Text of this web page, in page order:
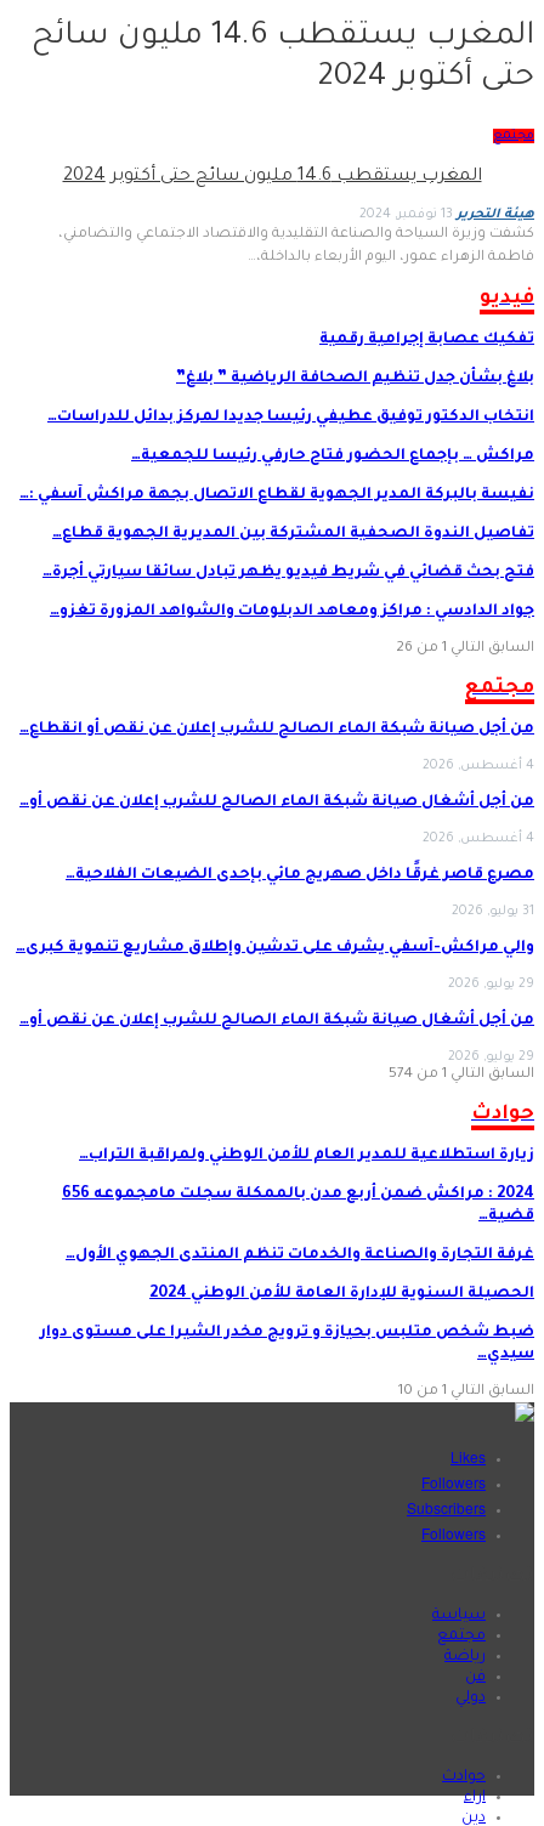
المغرب يستقطب 14.6 مليون سائح
حتى أكتوبر 2024
مجتمع
المغرب يستقطب 14.6 مليون سائح حتى أكتوبر 2024
هيئة التحرير 13 نوفمبر, 2024
كشفت وزيرة السياحة والصناعة التقليدية والاقتصاد الاجتماعي والتضامني،
فاطمة الزهراء عمور، اليوم الأربعاء بالداخلة،…
فيديو
تفكيك عصابة إجرامية رقمية
بلاغ بشأن جدل تنظيم الصحافة الرياضية ” بلاغ”
انتخاب الدكتور توفيق عطيفي رئيسا جديدا لمركز بدائل للدراسات…
مراكش … بإجماع الحضور فتاح حارفي رئيسا للجمعية…
نفيسة بالبركة المدير الجهوية لقطاع الاتصال بجهة مراكش آسفي :…
تفاصيل الندوة الصحفية المشتركة بين المديرية الجهوية قطاع…
فتح بحث قضائي في شريط فيديو يظهر تبادل سائقا سيارتي أجرة…
جواد الدادسي : مراكز ومعاهد الدبلومات والشواهد المزورة تغزو…
السابق التالي 1 من 26
مجتمع
من أجل صيانة شبكة الماء الصالح للشرب إعلان عن نقص أو انقطاع…
4 أغسطس, 2026
من أجل أشغال صيانة شبكة الماء الصالح للشرب إعلان عن نقص أو…
4 أغسطس, 2026
مصرع قاصر غرقًا داخل صهريج مائي بإحدى الضيعات الفلاحية…
31 يوليو, 2026
والي مراكش-آسفي يشرف على تدشين وإطلاق مشاريع تنموية كبرى…
29 يوليو, 2026
من أجل أشغال صيانة شبكة الماء الصالح للشرب إعلان عن نقص أو…
29 يوليو, 2026
السابق التالي 1 من 574
حوادث
زيارة استطلاعية للمدير العام للأمن الوطني ولمراقبة التراب…
2024 : مراكش ضمن أربع مدن بالممكلة سجلت مامجموعه 656
قضية…
غرفة التجارة والصناعة والخدمات تنظم المنتدى الجهوي الأول…
الحصيلة السنوية للإدارة العامة للأمن الوطني 2024
ضبط شخص متلبس بحيازة و ترويج مخدر الشيرا على مستوى دوار
سيدي…
السابق التالي 1 من 10
Likes
Followers
Subscribers
Followers
سياسة
مجتمع
رياضة
فن
دولي
حوادث
اراء
دين